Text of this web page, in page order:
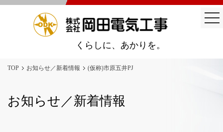
くらしに、あかりを。
TOP お知らせ／新着情報 (仮称)市原五井PJ
お知らせ／新着情報